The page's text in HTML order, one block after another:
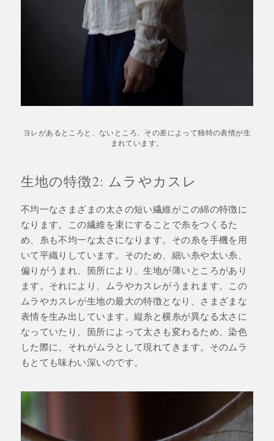
ヨレがあるところと、ないところ、その差によって独特の表情が生
まれています。
生地の特徴2: ムラやカスレ
不均一なさまざまの太さの短い繊維がこの綿の特徴に
なります。この繊維を束にすることで糸をつくるた
め、糸も不均一な太さになります。その糸を手機を用
いて平織りしています。そのため、細い糸や太い糸、
偏りがうまれ、箇所により、生地が薄いところがあり
ます。それにより、ムラやカスレがうまれます。この
ムラやカスレが生地の最大の特徴となり、さまざまな
表情を生み出しています。縦糸と横糸が異なる太さに
なっていたり、箇所によって太さも変わるため、染色
した際に、それがムラとして現れてきます。そのムラ
もとても味わい深いのです。